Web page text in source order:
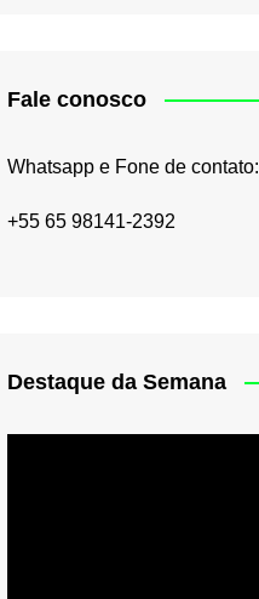
Fale conosco
Whatsapp e Fone de contato:
+55 65 98141-2392
Destaque da Semana